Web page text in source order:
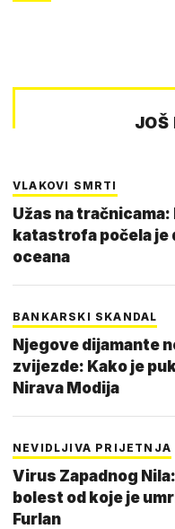
JOŠ
VLAKOVI SMRTI
Užas na tračnicama:
katastrofa počela je
oceana
BANKARSKI SKANDAL
Njegove dijamante
zvijezde: Kako je
Nirava Modija
NEVIDLJIVA PRIJETNJA
Virus Zapadnog
bolest od koje je
Furlan